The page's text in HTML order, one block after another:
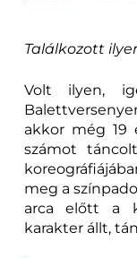
Találkozott
Volt ilyen,
akkor még 19
számot
meg a
arca előtt a
karakter állt,